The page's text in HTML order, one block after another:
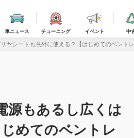
車ニュース チューニング イベント 中
ヤシートも意外に使える？【はじめてのベントレ
源もあるし広くは
めてのベントレ